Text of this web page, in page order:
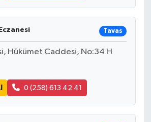
Tavas
Hükümet Caddesi, No:34 H
0 (258) 613 42 41